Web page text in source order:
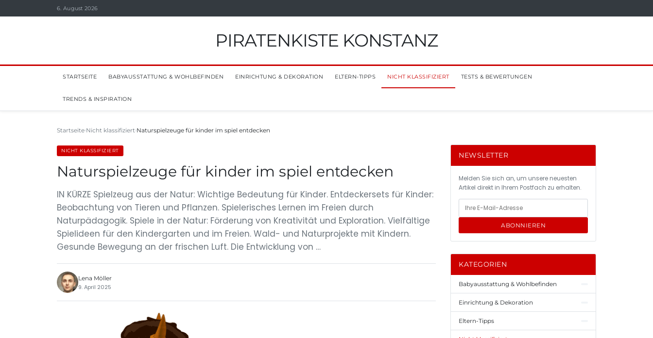
6. August 2026
PIRATENKISTE KONSTANZ
STARTSEITE BABYAUSSTATTUNG & WOHLBEFINDEN EINRICHTUNG & DEKORATION ELTERN-TIPPS NICHT KLASSIFIZIERT TESTS & BEWERTUNGEN
TRENDS & INSPIRATION
Startseite Nicht klassifiziert Naturspielzeuge für kinder im spiel entdecken
NICHT KLASSIFIZIERT
Naturspielzeuge für kinder im spiel entdecken
IN KÜRZE Spielzeug aus der Natur: Wichtige Bedeutung für Kinder. Entdeckersets für Kinder:
Beobachtung von Tieren und Pflanzen. Spielerisches Lernen im Freien durch
Naturpädagogik. Spiele in der Natur: Förderung von Kreativität und Exploration. Vielfältige
Spielideen für den Kindergarten und im Freien. Wald- und Naturprojekte mit Kindern.
Gesunde Bewegung an der frischen Luft. Die Entwicklung von …
Lena Möller
9. April 2025
NEWSLETTER
Melden Sie sich an, um unsere neuesten
Artikel direkt in Ihrem Postfach zu erhalten.
ABONNIEREN
KATEGORIEN
Babyausstattung & Wohlbefinden
Einrichtung & Dekoration
Eltern-Tipps